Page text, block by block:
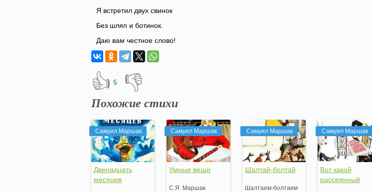
Я встретил двух свинок
Без шляп и ботинок.
Даю вам честное слово!
👍 5 👎
Похожие стихи
Самуил Маршак
Двенадцать
месяцев
Самуил Маршак
Умные вещи
С.Я. Маршак
Самуил Маршак
Шалтай-болтай
Шалтаем-болтаем
Самуил Маршак
Вот какой
рассеянный